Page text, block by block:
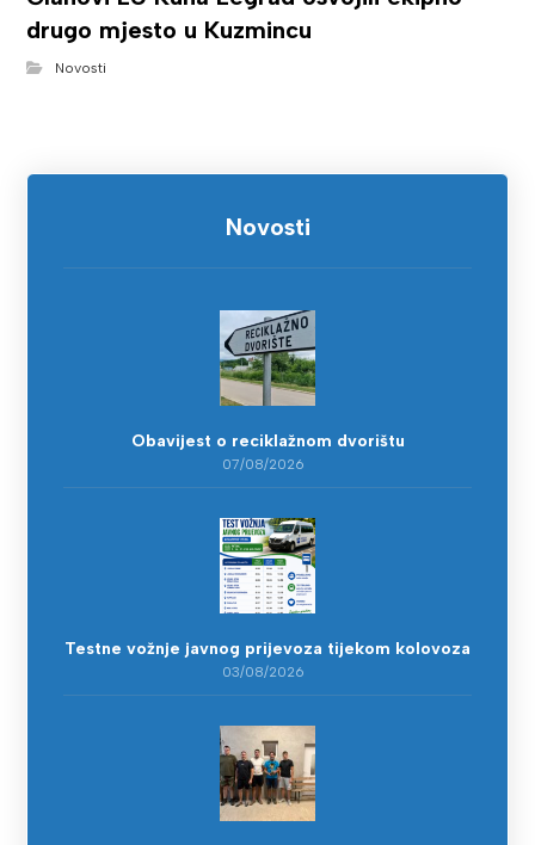
drugo mjesto u Kuzmincu
Novosti
Novosti
Obavijest o reciklažnom dvorištu
07/08/2026
Testne vožnje javnog prijevoza tijekom kolovoza
03/08/2026